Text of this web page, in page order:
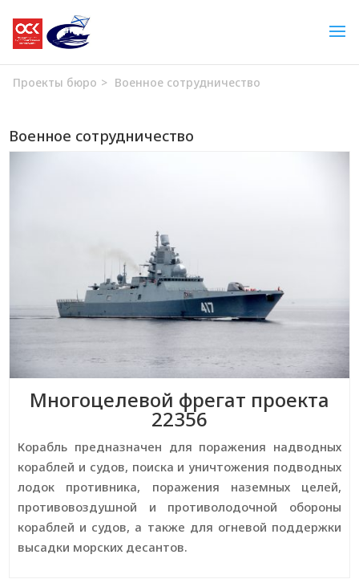
Проекты бюро > Военное сотрудничество
Военное сотрудничество
Многоцелевой фрегат проекта
22356
Корабль предназначен для поражения надводных
кораблей и судов, поиска и уничтожения подводных
лодок противника, поражения наземных целей,
противовоздушной и противолодочной обороны
кораблей и судов, а также для огневой поддержки
высадки морских десантов.